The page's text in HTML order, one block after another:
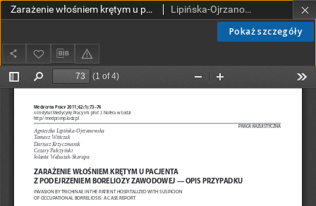
Pokaż szczegóły
Zarażenie włośniem krętym u pacjenta z podejrzeniem boreliozy zawodowej - opis przypadku Lipińska-Ojrzanowska, Agnieszka; Wittczak, Tomasz; Krzyczmanik, Dariusz; Pałczyński, Cezary; Walusiak-Skorupa, Jolanta